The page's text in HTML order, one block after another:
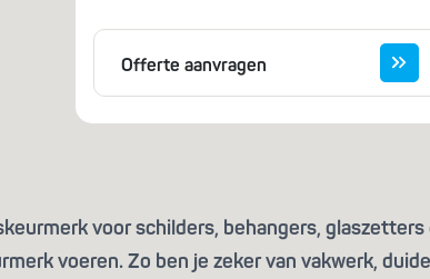
Offerte aanvragen
voor schilders, behangers, glaszetters
voeren. Zo ben je zeker van vakwerk,